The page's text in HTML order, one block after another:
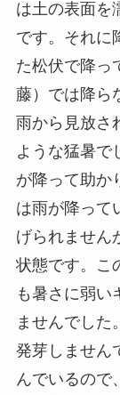
は土の表面を
です。それに
た松伏で降っ
藤）では降ら
雨から見放さ
ような猛暑で
が降って助か
は雨が降って
げられません
状態です。こ
も暑さに弱い
ませんでした
発芽しません
んでいるので